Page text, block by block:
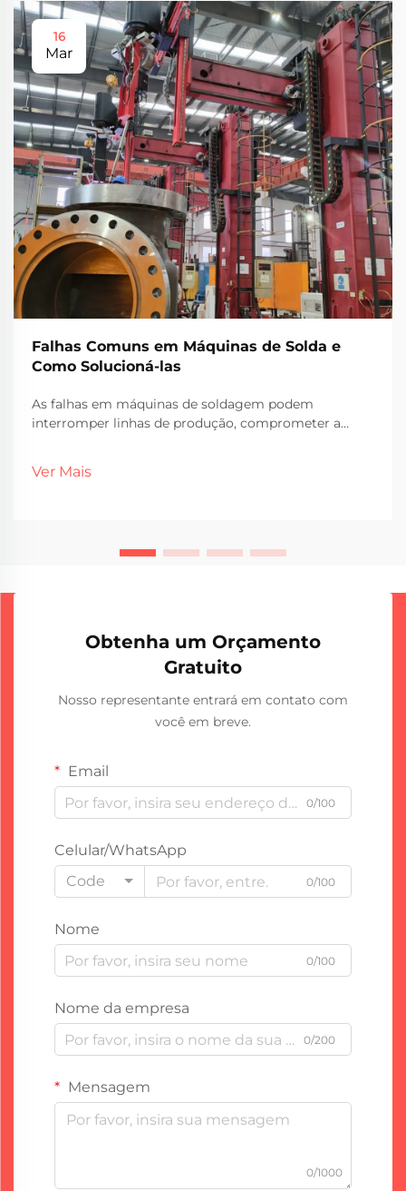
16
Mar
Falhas Comuns em Máquinas de Solda e
Como Solucioná-las
As falhas em máquinas de soldagem podem
interromper linhas de produção, comprometer a
Compreender as falhas mais comuns e seus métodos
Ver Mais
Obtenha um Orçamento
Gratuito
Nosso representante entrará em contato com
você em breve.
Email
0/100
Celular/WhatsApp
Code
0/100
Nome
0/100
Nome da empresa
0/200
Mensagem
0/1000